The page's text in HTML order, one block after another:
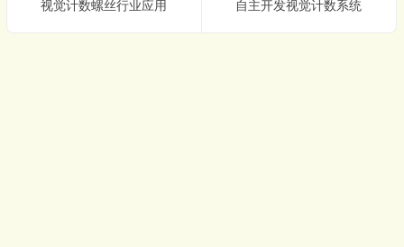
视觉计数螺丝行业应用
自主开发视觉计数系统